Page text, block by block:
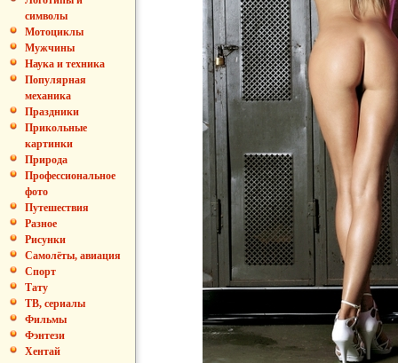
символы
Мотоциклы
Мужчины
Наука и техника
Популярная
механика
Праздники
Прикольные
картинки
Природа
Профессиональное
фото
Путешествия
Разное
Рисунки
Самолёты, авиация
Спорт
Тату
ТВ, сериалы
Фильмы
Фэнтези
Хентай